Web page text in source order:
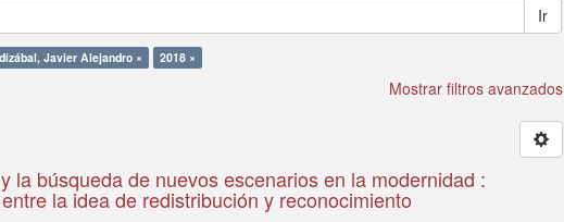
Ir
Javier Alejandro × 2018 ×
Mostrar filtros avanzados
la búsqueda de nuevos escenarios en la modernidad :
la idea de redistribución y reconocimiento